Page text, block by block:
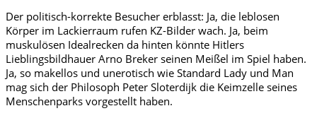
Der politisch-korrekte Besucher erblasst: Ja, die leblosen
Körper im Lackierraum rufen KZ-Bilder wach. Ja, beim
muskulösen Idealrecken da hinten könnte Hitlers
Lieblingsbildhauer Arno Breker seinen Meißel im Spiel haben.
Ja, so makellos und unerotisch wie Standard Lady und Man
mag sich der Philosoph Peter Sloterdijk die Keimzelle seines
Menschenparks vorgestellt haben.